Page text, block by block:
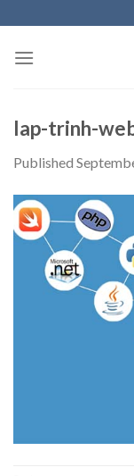
content
lap-trinh-
Published